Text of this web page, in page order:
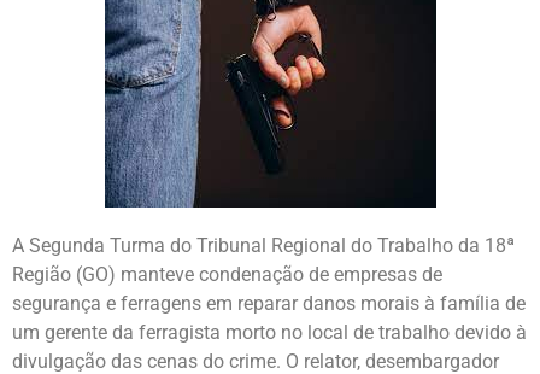
A Segunda Turma do Tribunal Regional do Trabalho da 18ª
Região (GO) manteve condenação de empresas de
segurança e ferragens em reparar danos morais à família de
um gerente da ferragista morto no local de trabalho devido à
divulgação das cenas do crime. O relator, desembargador